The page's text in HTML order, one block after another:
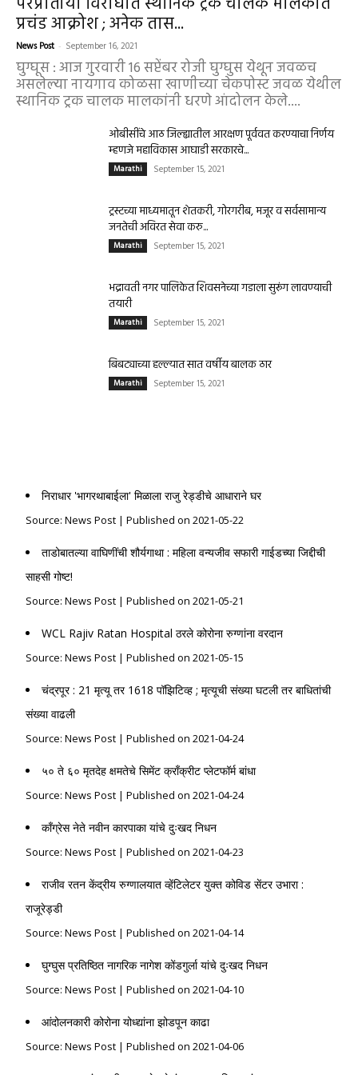
प्रचंड आक्रोश ; अनेक तास...
News Post - September 16, 2021
घुग्घूस : आज गुरवारी 16 सप्टेंबर रोजी घुग्घुस येथून जवळच
असलेल्या नायगाव कोळसा खाणीच्या चेकपोस्ट जवळ येथील
स्थानिक ट्रक चालक मालकांनी धरणे आंदोलन केले....
ओबीसींचे आठ जिल्ह्यातील आरक्षण पूर्ववत करण्याचा निर्णय
म्हणजे महाविकास आघाडी सरकारचे...
Marathi September 15, 2021
ट्रस्टच्या माध्यमातून शेतकरी, गोरगरीब, मजूर व सर्वसामान्य
जनतेची अविरत सेवा करु...
Marathi September 15, 2021
भद्रावती नगर पालिकेत शिवसनेच्या गडाला सुरूंग लावण्याची
तयारी
Marathi September 15, 2021
बिबट्याच्या हल्ल्यात सात वर्षीय बालक ठार
Marathi September 15, 2021
निराधार 'भागरथाबाईला' मिळाला राजु रेड्डीचे आधाराने घर
Source: News Post Published on 2021-05-22
ताडोबातल्या वाघिणींची शौर्यगाथा : महिला वन्यजीव सफारी गाईडच्या जिद्दीची
साहसी गोष्ट!
Source: News Post Published on 2021-05-21
WCL Rajiv Ratan Hospital ठरले कोरोना रुग्णांना वरदान
Source: News Post Published on 2021-05-15
चंद्रपूर : 21 मृत्यू तर 1618 पॉझिटिव्ह ; मृत्यूची संख्या घटली तर बाधितांची
संख्या वाढली
Source: News Post Published on 2021-04-24
५० ते ६० मृतदेह क्षमतेचे सिमेंट क्राँक्रीट प्लेटफॉर्म बांधा
Source: News Post Published on 2021-04-24
काँग्रेस नेते नवीन कारपाका यांचे दुःखद निधन
Source: News Post Published on 2021-04-23
राजीव रतन केंद्रीय रुग्णालयात व्हेंटिलेटर युक्त कोविड सेंटर उभारा :
राजूरेड्डी
Source: News Post Published on 2021-04-14
घुग्घुस प्रतिष्ठित नागरिक नागेश कोंडगुर्ला यांचे दुःखद निधन
Source: News Post Published on 2021-04-10
आंदोलनकारी कोरोना योध्द्यांना झोडपून काढा
Source: News Post Published on 2021-04-06